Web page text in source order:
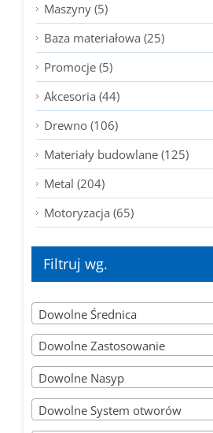
Maszyny (5)
Baza materiałowa (25)
Promocje (5)
Akcesoria (44)
Drewno (106)
Materiały budowlane (125)
Metal (204)
Motoryzacja (65)
Filtruj wg.
Dowolne Średnica
Dowolne Zastosowanie
Dowolne Nasyp
Dowolne System otworów